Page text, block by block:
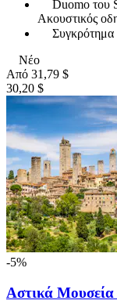
Duomo του
Ακουστικός
Συγκρότημα
Νέο
Από 31,79 $
30,20 $
-5%
Αστικά